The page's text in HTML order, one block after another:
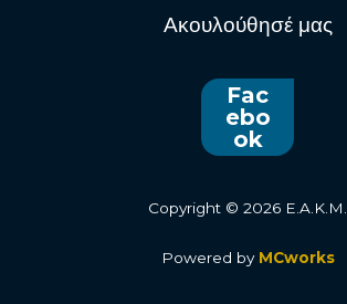
Ακουλούθησέ μας
Fac
ebo
ok
Copyright © 2026 E.A.K.M.
Powered by MCworks